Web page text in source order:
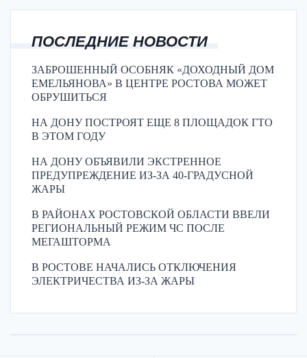
ПОСЛЕДНИЕ НОВОСТИ
ЗАБРОШЕННЫЙ ОСОБНЯК «ДОХОДНЫЙ ДОМ
ЕМЕЛЬЯНОВА» В ЦЕНТРЕ РОСТОВА МОЖЕТ
ОБРУШИТЬСЯ
НА ДОНУ ПОСТРОЯТ ЕЩЕ 8 ПЛОЩАДОК ГТО
В ЭТОМ ГОДУ
НА ДОНУ ОБЪЯВИЛИ ЭКСТРЕННОЕ
ПРЕДУПРЕЖДЕНИЕ ИЗ-ЗА 40-ГРАДУСНОЙ
ЖАРЫ
В РАЙОНАХ РОСТОВСКОЙ ОБЛАСТИ ВВЕЛИ
РЕГИОНАЛЬНЫЙ РЕЖИМ ЧС ПОСЛЕ
МЕГАШТОРМА
В РОСТОВЕ НАЧАЛИСЬ ОТКЛЮЧЕНИЯ
ЭЛЕКТРИЧЕСТВА ИЗ-ЗА ЖАРЫ